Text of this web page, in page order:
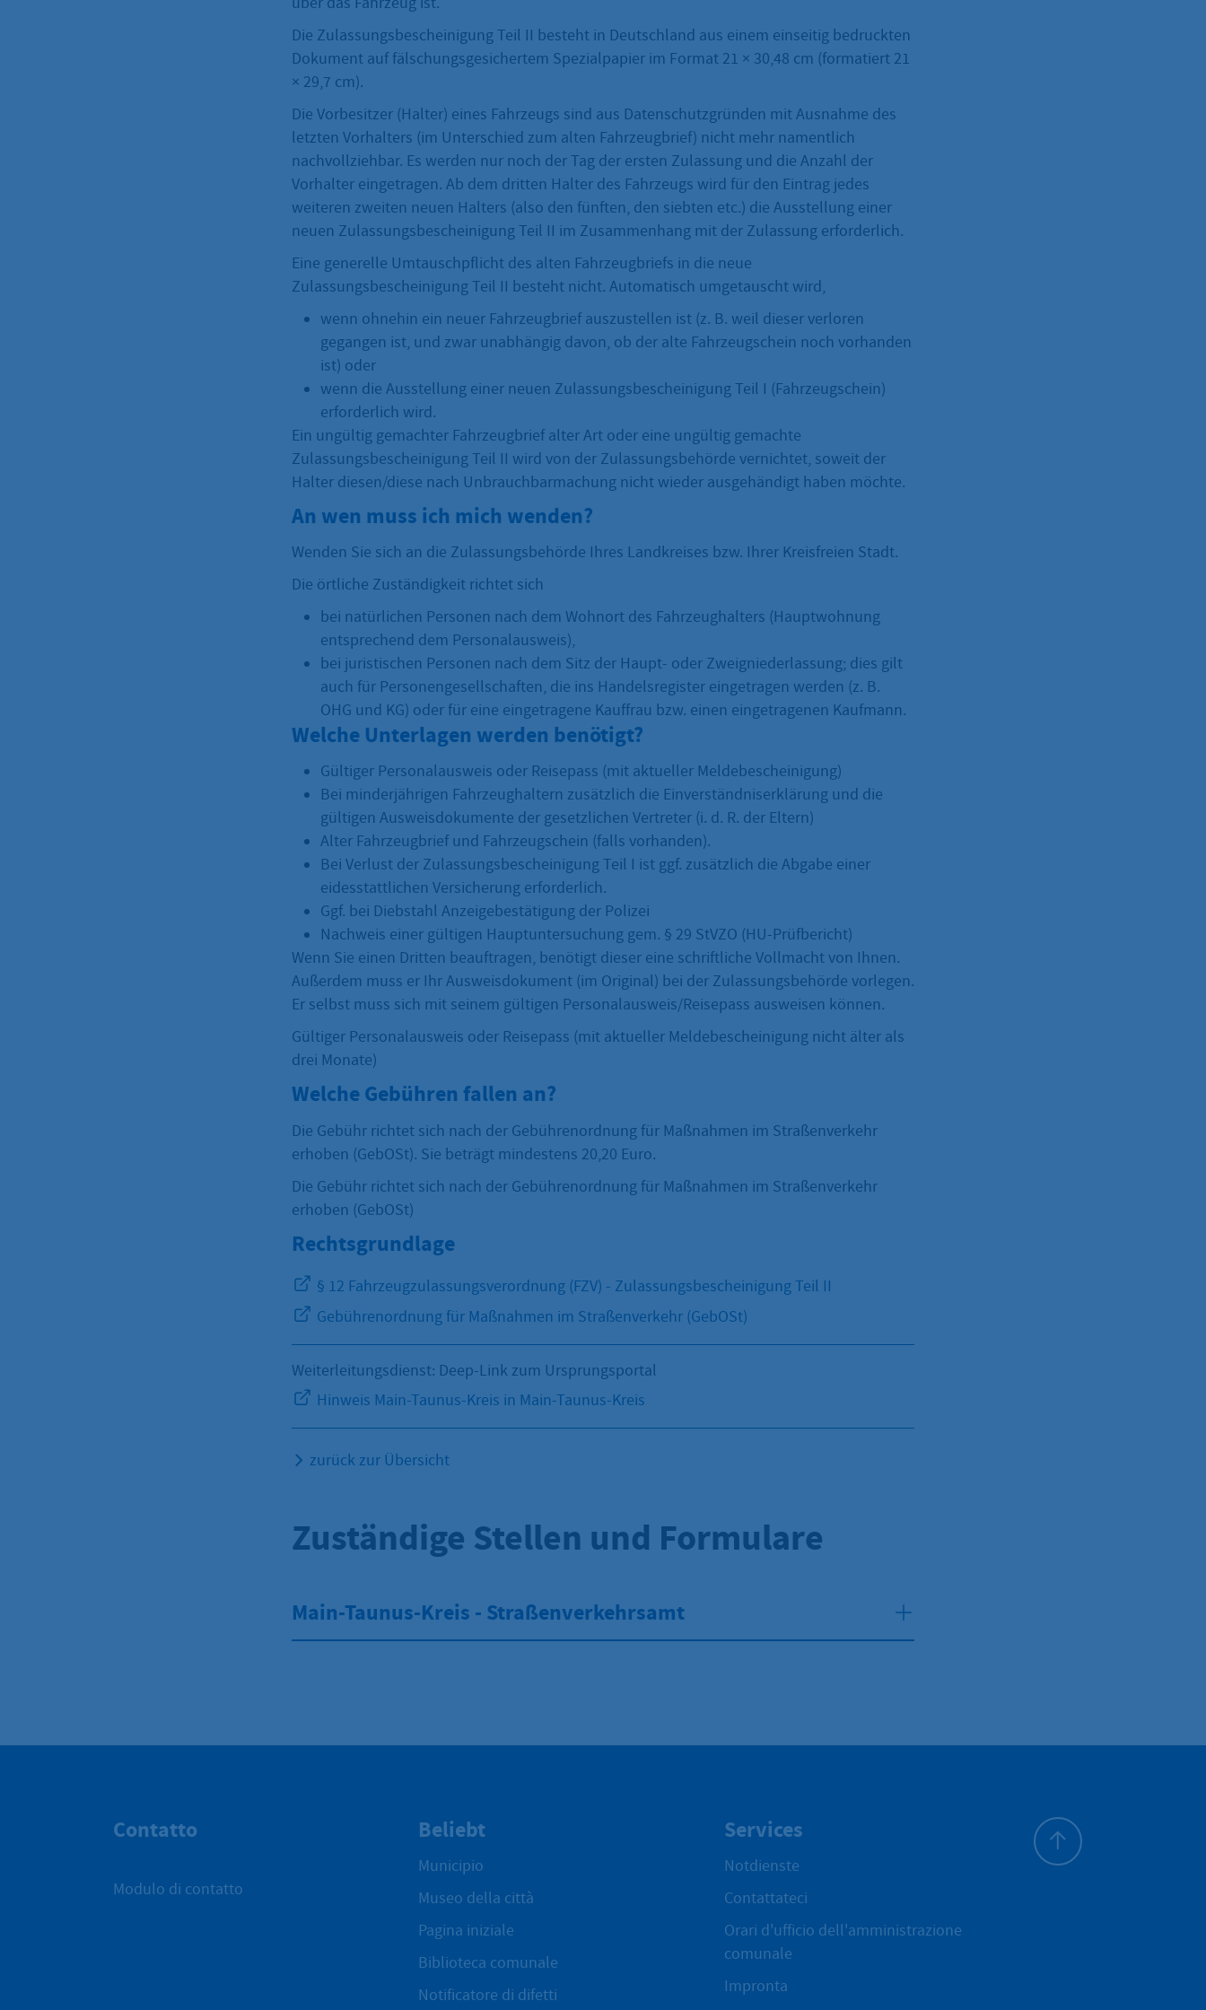
Die Zulassungsbescheinigung Teil II besteht in Deutschland aus einem einseitig bedruckten
Dokument auf fälschungsgesichertem Spezialpapier im Format 21 × 30,48 cm (formatiert 21
× 29,7 cm).
Die Vorbesitzer (Halter) eines Fahrzeugs sind aus Datenschutzgründen mit Ausnahme des
letzten Vorhalters (im Unterschied zum alten Fahrzeugbrief) nicht mehr namentlich
nachvollziehbar. Es werden nur noch der Tag der ersten Zulassung und die Anzahl der
Vorhalter eingetragen. Ab dem dritten Halter des Fahrzeugs wird für den Eintrag jedes
weiteren zweiten neuen Halters (also den fünften, den siebten etc.) die Ausstellung einer
neuen Zulassungsbescheinigung Teil II im Zusammenhang mit der Zulassung erforderlich.
Eine generelle Umtauschpflicht des alten Fahrzeugbriefs in die neue
Zulassungsbescheinigung Teil II besteht nicht. Automatisch umgetauscht wird,
wenn ohnehin ein neuer Fahrzeugbrief auszustellen ist (z. B. weil dieser verloren
gegangen ist, und zwar unabhängig davon, ob der alte Fahrzeugschein noch vorhanden
ist) oder
wenn die Ausstellung einer neuen Zulassungsbescheinigung Teil I (Fahrzeugschein)
erforderlich wird.
Ein ungültig gemachter Fahrzeugbrief alter Art oder eine ungültig gemachte
Zulassungsbescheinigung Teil II wird von der Zulassungsbehörde vernichtet, soweit der
Halter diesen/diese nach Unbrauchbarmachung nicht wieder ausgehändigt haben möchte.
An wen muss ich mich wenden?
Wenden Sie sich an die Zulassungsbehörde Ihres Landkreises bzw. Ihrer Kreisfreien Stadt.
Die örtliche Zuständigkeit richtet sich
bei natürlichen Personen nach dem Wohnort des Fahrzeughalters (Hauptwohnung
entsprechend dem Personalausweis),
bei juristischen Personen nach dem Sitz der Haupt- oder Zweigniederlassung; dies gilt
auch für Personengesellschaften, die ins Handelsregister eingetragen werden (z. B.
OHG und KG) oder für eine eingetragene Kauffrau bzw. einen eingetragenen Kaufmann.
Welche Unterlagen werden benötigt?
Gültiger Personalausweis oder Reisepass (mit aktueller Meldebescheinigung)
Bei minderjährigen Fahrzeughaltern zusätzlich die Einverständniserklärung und die
gültigen Ausweisdokumente der gesetzlichen Vertreter (i. d. R. der Eltern)
Alter Fahrzeugbrief und Fahrzeugschein (falls vorhanden).
Bei Verlust der Zulassungsbescheinigung Teil I ist ggf. zusätzlich die Abgabe einer
eidesstattlichen Versicherung erforderlich.
Ggf. bei Diebstahl Anzeigebestätigung der Polizei
Nachweis einer gültigen Hauptuntersuchung gem. § 29 StVZO (HU-Prüfbericht)
Wenn Sie einen Dritten beauftragen, benötigt dieser eine schriftliche Vollmacht von Ihnen.
Außerdem muss er Ihr Ausweisdokument (im Original) bei der Zulassungsbehörde vorlegen.
Er selbst muss sich mit seinem gültigen Personalausweis/Reisepass ausweisen können.
Gültiger Personalausweis oder Reisepass (mit aktueller Meldebescheinigung nicht älter als
drei Monate)
Welche Gebühren fallen an?
Die Gebühr richtet sich nach der Gebührenordnung für Maßnahmen im Straßenverkehr
erhoben (GebOSt). Sie beträgt mindestens 20,20 Euro.
Die Gebühr richtet sich nach der Gebührenordnung für Maßnahmen im Straßenverkehr
erhoben (GebOSt)
Rechtsgrundlage
§ 12 Fahrzeugzulassungsverordnung (FZV) - Zulassungsbescheinigung Teil II
Gebührenordnung für Maßnahmen im Straßenverkehr (GebOSt)
Weiterleitungsdienst: Deep-Link zum Ursprungsportal
Hinweis Main-Taunus-Kreis in Main-Taunus-Kreis
zurück zur Übersicht
Zuständige Stellen und Formulare
Main-Taunus-Kreis - Straßenverkehrsamt
Contatto
Modulo di contatto
Beliebt
Municipio
Museo della città
Pagina iniziale
Biblioteca comunale
Notificatore di difetti
Services
Notdienste
Contattateci
Orari d'ufficio dell'amministrazione
comunale
Impronta